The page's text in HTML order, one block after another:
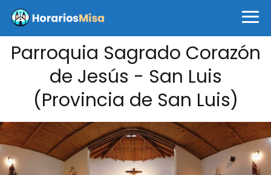
Parroquia Sagrado Corazón
de Jesús - San Luis
(Provincia de San Luis)